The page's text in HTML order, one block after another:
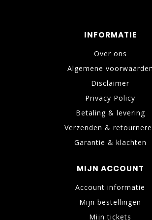
INFORMATIE
Over ons
Algemene voorwaarden
Disclaimer
Privacy Policy
Betaling & levering
Verzenden &
Garantie & klachten
MIJN ACCOUNT
Account informatie
Mijn bestellingen
Mijn tickets